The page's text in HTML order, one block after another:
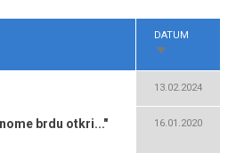
DATUM
SORT
13.02.2024
brdu otkri..."
16.01.2020